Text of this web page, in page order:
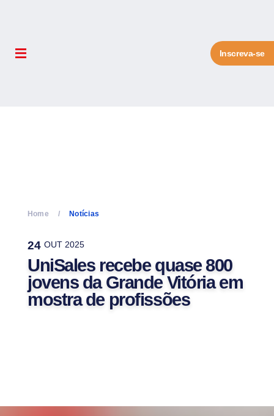
Inscreva-se
Home Notícias
24 OUT 2025
UniSales recebe quase 800
jovens da Grande Vitória em
mostra de profissões